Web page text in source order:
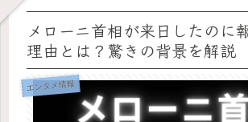
メローニ首相が来日したのに
理由とは？驚きの背景を解説
エンタメ情報